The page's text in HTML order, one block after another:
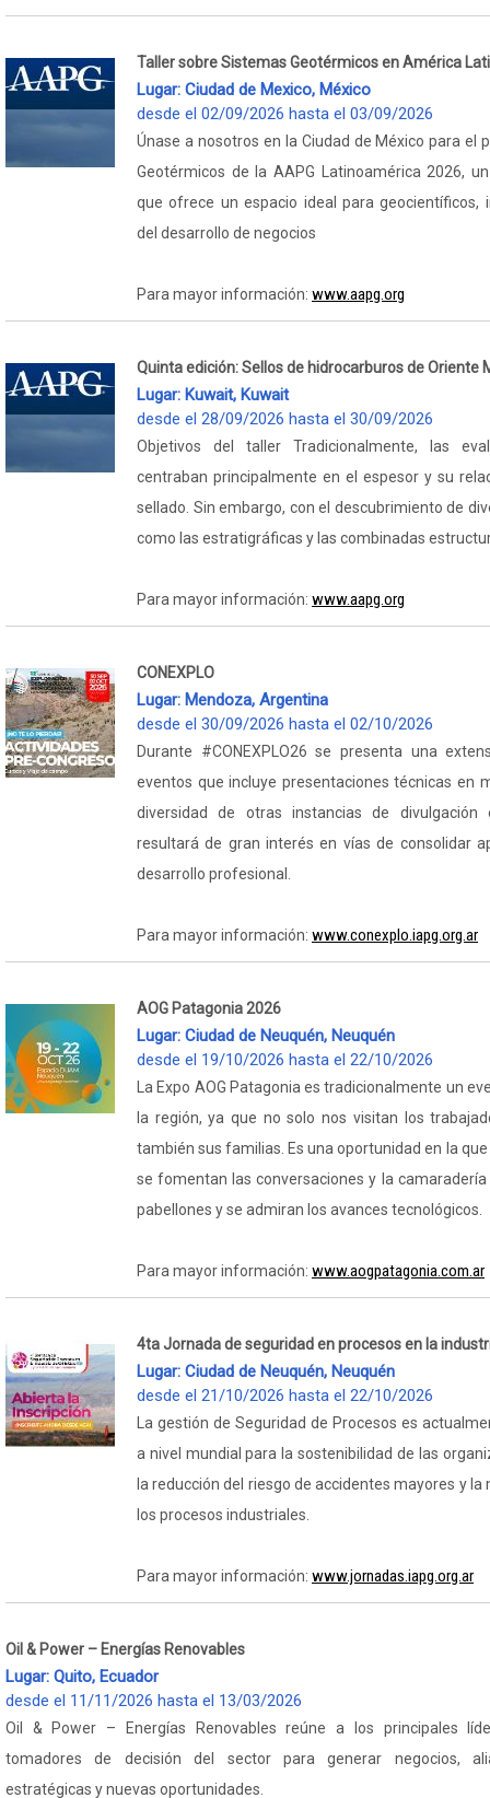
Taller sobre Sistemas Geotérmicos en América
Lugar: Ciudad de Mexico, México
desde el 02/09/2026 hasta el 03/09/2026
Únase a nosotros en la Ciudad de México para el
Geotérmicos de la AAPG Latinoamérica 2026,
que ofrece un espacio ideal para geocientíficos,
del desarrollo de negocios
Para mayor información: www.aapg.org
Quinta edición: Sellos de hidrocarburos de Oriente
Lugar: Kuwait, Kuwait
desde el 28/09/2026 hasta el 30/09/2026
Objetivos del taller Tradicionalmente, las
centraban principalmente en el espesor y su
sellado. Sin embargo, con el descubrimiento de
como las estratigráficas y las combinadas
Para mayor información: www.aapg.org
CONEXPLO
Lugar: Mendoza, Argentina
desde el 30/09/2026 hasta el 02/10/2026
Durante #CONEXPLO26 se presenta una
eventos que incluye presentaciones técnicas en
diversidad de otras instancias de divulgación
resultará de gran interés en vías de consolidar
desarrollo profesional.
Para mayor información: www.conexplo.iapg.org.ar
AOG Patagonia 2026
Lugar: Ciudad de Neuquén, Neuquén
desde el 19/10/2026 hasta el 22/10/2026
La Expo AOG Patagonia es tradicionalmente un
la región, ya que no solo nos visitan los
también sus familias. Es una oportunidad en la
se fomentan las conversaciones y la
pabellones y se admiran los avances tecnológicos.
Para mayor información: www.aogpatagonia.com.ar
4ta Jornada de seguridad en procesos en la
Lugar: Ciudad de Neuquén, Neuquén
desde el 21/10/2026 hasta el 22/10/2026
La gestión de Seguridad de Procesos es
a nivel mundial para la sostenibilidad de las
la reducción del riesgo de accidentes mayores y
los procesos industriales.
Para mayor información: www.jornadas.iapg.org.ar
Oil & Power – Energías Renovables
Lugar: Quito, Ecuador
desde el 11/11/2026 hasta el 13/03/2026
Oil & Power – Energías Renovables reúne a los principales
tomadores de decisión del sector para generar negocios,
estratégicas y nuevas oportunidades.